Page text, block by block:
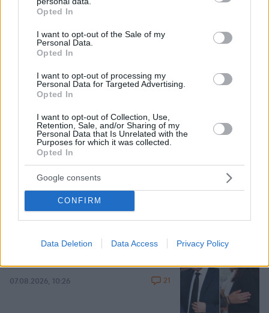
grant or deny consent to Google and its third-party tags to
use your data for below specified purposes in below Google
consent section.
Opted In
I want to opt-out of the Sale of my
Personal Data.
Opted In
I want to opt-out of processing my
Personal Data for Targeted Advertising.
Opted In
I want to opt-out of Collection, Use,
Retention, Sale, and/or Sharing of my
Personal Data that Is Unrelated with the
Purposes for which it was collected.
Opted In
Google consents
CONFIRM
Data Deletion Data Access Privacy Policy
Πόσο κοστίζει μία εβδομάδα σε βίλες -
παράδεισους
07.08.2026, 09:43
Στο Α΄ Νεκροταφείο το μνημόσυνο
για τον έναν χρόνο από τον θάνατο
07.08.2026, 10:26 21